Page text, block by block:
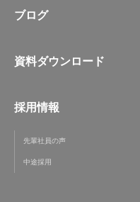
ブログ
資料ダウンロード
採用情報
先輩社員の声
中途採用